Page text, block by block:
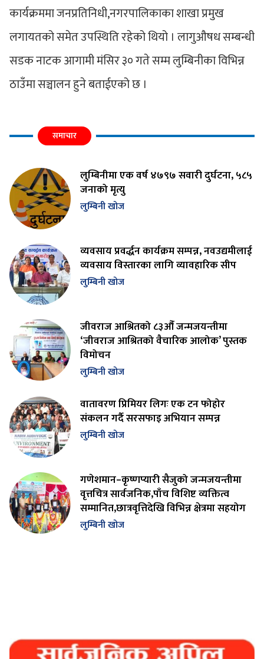
कार्यक्रममा जनप्रतिनिधी,नगरपालिकाका शाखा प्रमुख
लगायतको समेत उपस्थिति रहेको थियो । लागुऔषध सम्बन्धी
सडक नाटक आगामी मंसिर ३० गते सम्म लुम्बिनीका विभिन्न
ठाउँमा सञ्चालन हुने बताईएको छ ।
समाचार
लुम्बिनीमा एक वर्ष ४७९७ सवारी दुर्घटना, ५८५
जनाको मृत्यु
लुम्बिनी खोज
व्यवसाय प्रवर्द्धन कार्यक्रम सम्पन्न, नवउद्यमीलाई
व्यवसाय विस्तारका लागि व्यावहारिक सीप
लुम्बिनी खोज
जीवराज आश्रितको ८३औँ जन्मजयन्तीमा
‘जीवराज आश्रितको वैचारिक आलोक’ पुस्तक
विमोचन
लुम्बिनी खोज
वातावरण प्रिमियर लिगः एक टन फोहोर
संकलन गर्दै सरसफाइ अभियान सम्पन्न
लुम्बिनी खोज
गणेशमान–कृष्णप्यारी सैजुको जन्मजयन्तीमा
वृत्तचित्र सार्वजनिक,पाँच विशिष्ट व्यक्तित्व
सम्मानित,छात्रवृत्तिदेखि विभिन्न क्षेत्रमा सहयोग
लुम्बिनी खोज